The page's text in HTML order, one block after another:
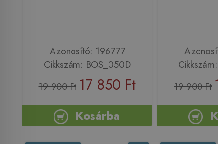
Azonosító: 196777
Cikkszám: BOS_050D
19 900 Ft 17 850 Ft
Kosárba
19 900 Ft